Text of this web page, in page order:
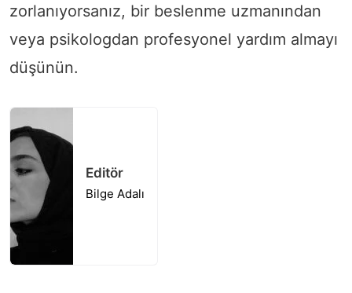
zorlanıyorsanız, bir beslenme uzmanından
veya psikologdan profesyonel yardım almayı
düşünün.
Editör
Bilge Adalı